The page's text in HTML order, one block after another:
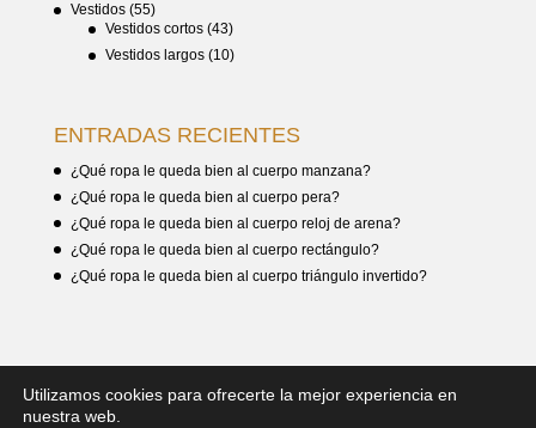
Vestidos (55)
Vestidos cortos (43)
Vestidos largos (10)
ENTRADAS RECIENTES
¿Qué ropa le queda bien al cuerpo manzana?
¿Qué ropa le queda bien al cuerpo pera?
¿Qué ropa le queda bien al cuerpo reloj de arena?
¿Qué ropa le queda bien al cuerpo rectángulo?
¿Qué ropa le queda bien al cuerpo triángulo invertido?
Utilizamos cookies para ofrecerte la mejor experiencia en
nuestra web.